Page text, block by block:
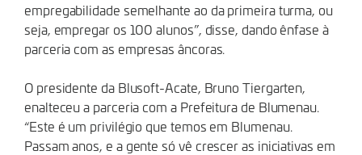
empregabilidade semelhante ao da primeira turma, ou
seja, empregar os 100 alunos”, disse, dando ênfase à
parceria com as empresas âncoras.
O presidente da Blusoft-Acate, Bruno Tiergarten,
enalteceu a parceria com a Prefeitura de Blumenau.
“Este é um privilégio que temos em Blumenau.
Passam anos, e a gente só vê crescer as iniciativas em